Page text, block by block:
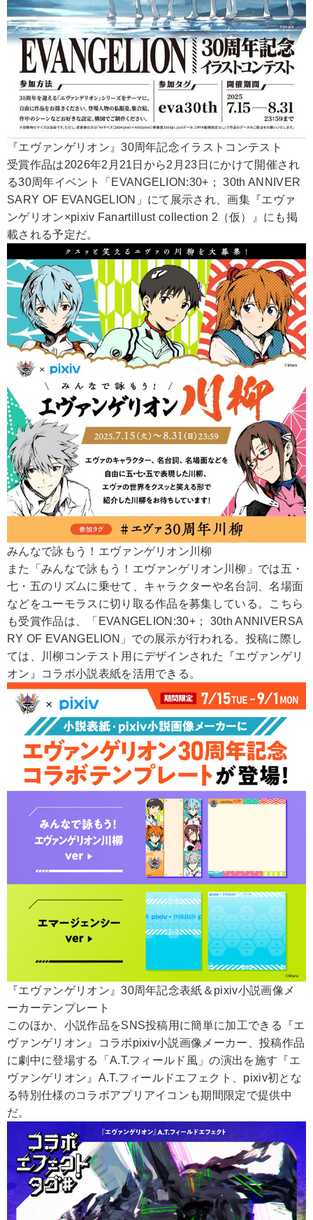
『エヴァンゲリオン』30周年記念イラストコンテスト
受賞作品は2026年2月21日から2月23日にかけて開催され
る30周年イベント「EVANGELION:30+； 30th ANNIVER
SARY OF EVANGELION」にて展示され、画集『エヴァ
ンゲリオン×pixiv Fanartillust collection 2（仮）』にも掲
載される予定だ。
みんなで詠もう！エヴァンゲリオン川柳
また「みんなで詠もう！エヴァンゲリオン川柳」では五・
七・五のリズムに乗せて、キャラクターや名台詞、名場面
などをユーモラスに切り取る作品を募集している。こちら
も受賞作品は、「EVANGELION:30+； 30th ANNIVERSA
RY OF EVANGELION」での展示が行われる。投稿に際し
ては、川柳コンテスト用にデザインされた『エヴァンゲリ
オン』コラボ小説表紙を活用できる。
『エヴァンゲリオン』30周年記念表紙＆pixiv小説画像メ
ーカーテンプレート
このほか、小説作品をSNS投稿用に簡単に加工できる『エ
ヴァンゲリオン』コラボpixiv小説画像メーカー、投稿作品
に劇中に登場する「A.T.フィールド風」の演出を施す『エ
ヴァンゲリオン』A.T.フィールドエフェクト、pixiv初とな
る特別仕様のコラボアプリアイコンも期間限定で提供中
だ。